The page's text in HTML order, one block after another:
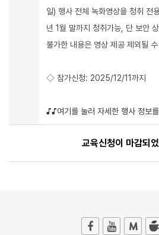
일) 행사 전체 녹화영상을 청취 전
년 1월 말까지 청취가능, 단 보안
불가한 내용은 영상 제공 제외될
◇ 참가신청: 2025/12/11까지
♪♪여기를 눌러 자세한 행사 정보
교육신청이 마감되